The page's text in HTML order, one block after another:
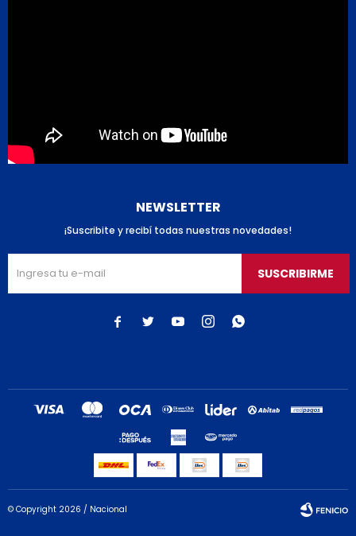
NEWSLETTER
¡Suscribite y recibí todas nuestras novedades!
SUSCRIBIRME
    
© Copyright 2026 / Nacional